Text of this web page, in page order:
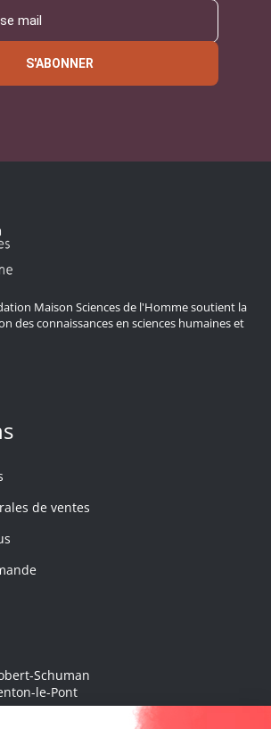
S'ABONNER
Maison Sciences de l'Homme soutient la
des connaissances en sciences humaines et
de ventes
Schuman
le-Pont